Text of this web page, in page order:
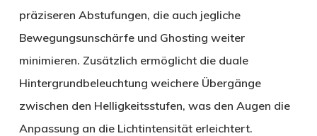
präziseren Abstufungen, die auch jegliche
Bewegungsunschärfe und Ghosting weiter
minimieren. Zusätzlich ermöglicht die duale
Hintergrundbeleuchtung weichere Übergänge
zwischen den Helligkeitsstufen, was den Augen die
Anpassung an die Lichtintensität erleichtert.